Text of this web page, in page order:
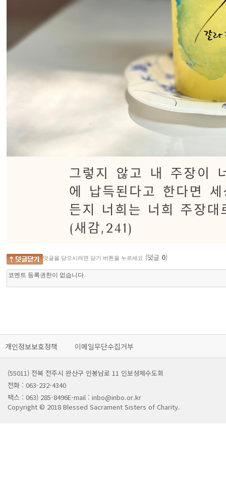
덧글을 닫으시려면 닫기 버튼을 누르세요 (덧글 0)
개인정보보호정책 이메일무단수집거부
(55011) 전북 전주시 완산구 인봉남로 11 인보성체수도회
전화 : 063-232-4340
팩스 : 063) 285-8496E-mail : inbo@inbo.or.kr
Copyright © 2018 Blessed Sacrament Sisters of Charity.